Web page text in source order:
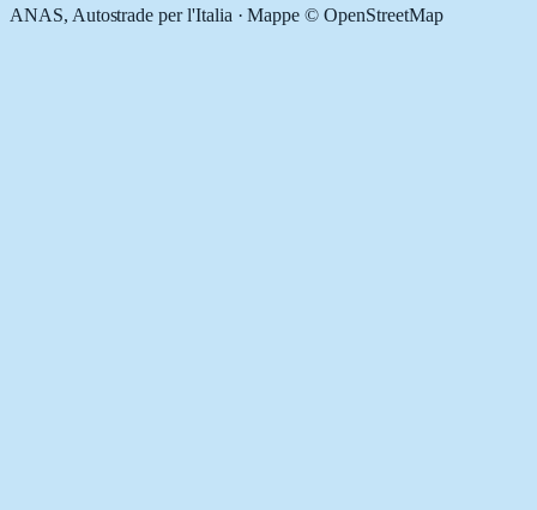
ANAS, Autostrade per l'Italia · Mappe © OpenStreetMap